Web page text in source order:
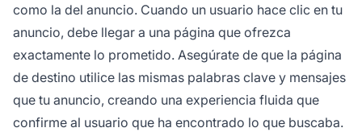
como la del anuncio. Cuando un usuario hace clic en tu
anuncio, debe llegar a una página que ofrezca
exactamente lo prometido. Asegúrate de que la página
de destino utilice las mismas palabras clave y mensajes
que tu anuncio, creando una experiencia fluida que
confirme al usuario que ha encontrado lo que buscaba.